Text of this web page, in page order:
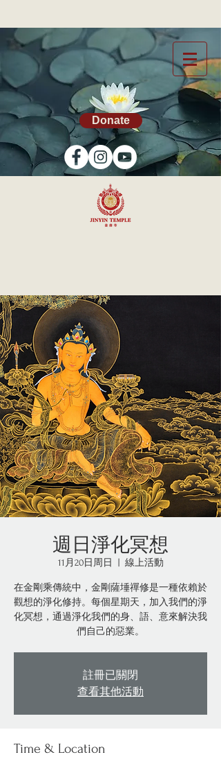
Donate
週日淨化冥想
11月20日周日 線上活動
在金剛乘傳統中，金剛薩埵禪修是一種依賴於
觀想的淨化修持。每個星期天，加入我們的淨
化冥想，通過淨化我們的身、語、意來解決我
們自己的惡業。
註冊已關閉
查看其他活動
Time & Location